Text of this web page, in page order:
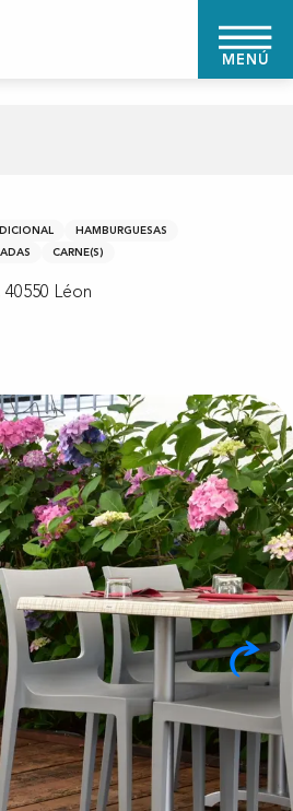
MENÚ
HAMBURGUESAS
CARNE(S)
40550 Léon
favoris